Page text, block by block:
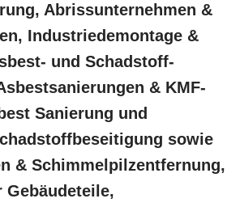
Abrissunternehmen &
Industriedemontage &
und Schadstoff-
& KMF-
Sanierung und
sowie
& Schimmelpilzentfernung,
Gebäudeteile,